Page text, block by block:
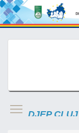
DJEP CLUJ